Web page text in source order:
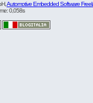
Automotive Embedded Software
0,058s